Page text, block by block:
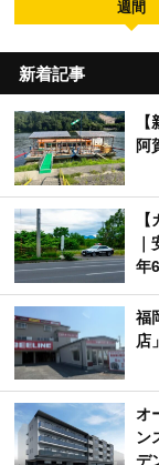
週間
新着記事
阿
年
福
店
オ
ン
デ